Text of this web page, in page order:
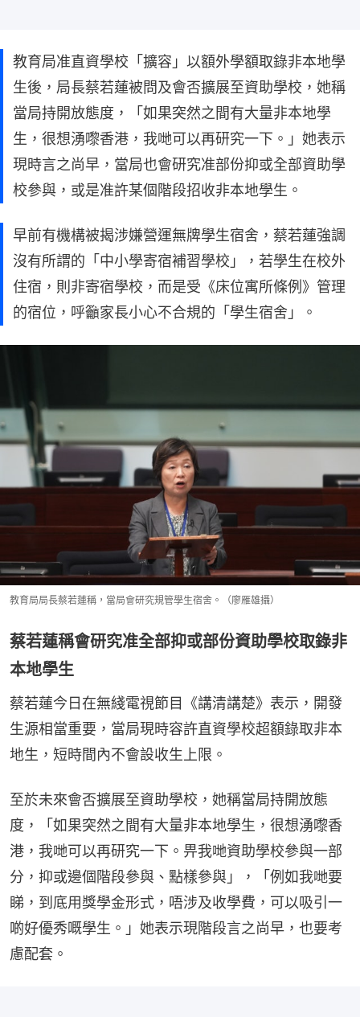
教育局准直資學校「擴容」以額外學額取錄非本地學
生後，局長蔡若蓮被問及會否擴展至資助學校，她稱
當局持開放態度，「如果突然之間有大量非本地學
生，很想湧嚟香港，我哋可以再研究一下。」她表示
現時言之尚早，當局也會研究准部份抑或全部資助學
校參與，或是准許某個階段招收非本地學生。
早前有機構被揭涉嫌營運無牌學生宿舍，蔡若蓮強調
沒有所謂的「中小學寄宿補習學校」，若學生在校外
住宿，則非寄宿學校，而是受《床位寓所條例》管理
的宿位，呼籲家長小心不合規的「學生宿舍」。
教育局局長蔡若蓮稱，當局會研究規管學生宿舍。（廖雁雄攝）
蔡若蓮稱會研究准全部抑或部份資助學校取錄非
本地學生
蔡若蓮今日在無綫電視節目《講清講楚》表示，開發
生源相當重要，當局現時容許直資學校超額錄取非本
地生，短時間內不會設收生上限。
至於未來會否擴展至資助學校，她稱當局持開放態
度，「如果突然之間有大量非本地學生，很想湧嚟香
港，我哋可以再研究一下。畀我哋資助學校參與一部
分，抑或邊個階段參與、點樣參與」，「例如我哋要
睇，到底用獎學金形式，唔涉及收學費，可以吸引一
啲好優秀嘅學生。」她表示現階段言之尚早，也要考
慮配套。